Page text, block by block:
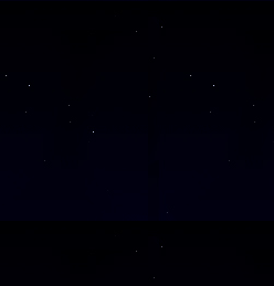
Diese
Klicken Sie Hier
Diese
Wochentag